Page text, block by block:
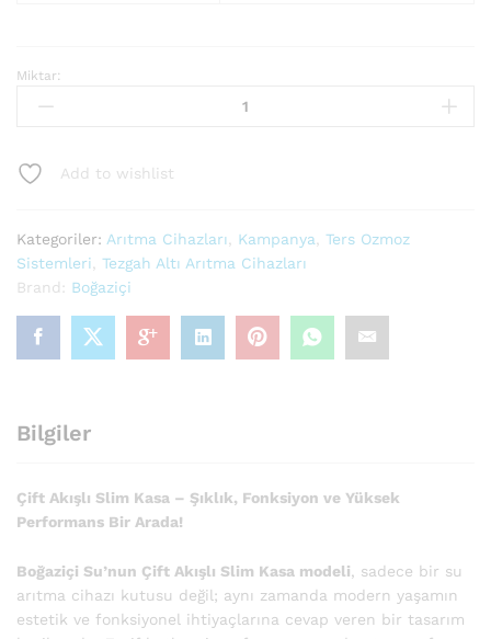
Çift
Akışlı
Su
miktar
Miktar:
Add to wishlist
Kategoriler: Arıtma Cihazları Kampanya
Ters Ozmoz
Sistemleri
Tezgah Altı Arıtma Cihazları
Brand: Boğaziçi
Bilgiler
Çift Akışlı Slim Kasa – Şıklık, Fonksiyon ve Yüksek
Performans Bir Arada!
Boğaziçi Su’nun Çift Akışlı Slim Kasa modeli, sadece bir su
arıtma cihazı kutusu değil; aynı zamanda modern yaşamın
estetik ve fonksiyonel ihtiyaçlarına cevap veren bir tasarım